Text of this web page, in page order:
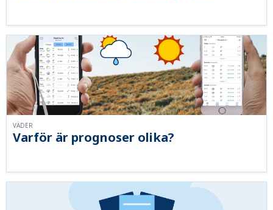
Varför är prognoser olika?
VÄDER